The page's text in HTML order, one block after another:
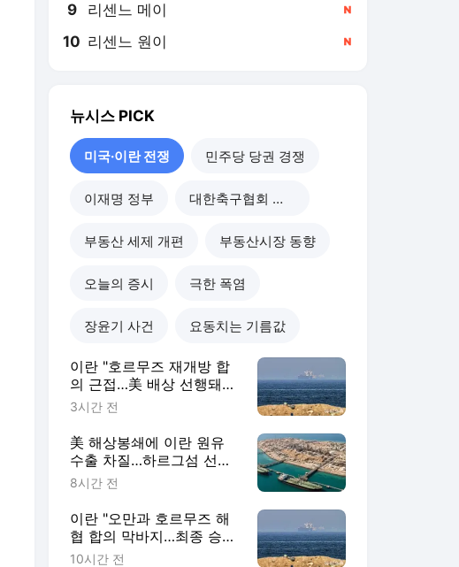
9 리센느 메이
10 리센느 원이
뉴시스 PICK
미국·이란 전쟁 민주당 당권 경쟁
이재명 정부 대한축구협회 개혁
부동산 세제 개편 부동산시장 동향
오늘의 증시 극한 폭염
장윤기 사건 요동치는 기름값
이란 "호르무즈 재개방 합
의 근접…美 배상 선행돼
야"
3시간 전
美 해상봉쇄에 이란 원유
수출 차질…하르그섬 선적
중단
8시간 전
이란 "오만과 호르무즈 해
협 합의 막바지…최종 승인
기다려"
10시간 전